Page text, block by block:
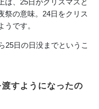
祭の意味。24日をクリス
です。
25日の日没までというこ
すようになったの